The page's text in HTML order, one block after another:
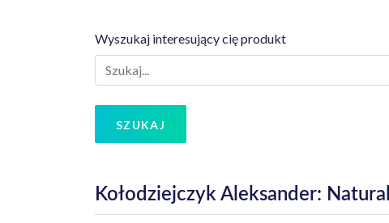
Wyszukaj interesujący cię produkt
SZUKAJ
Kołodziejczyk Aleksander: